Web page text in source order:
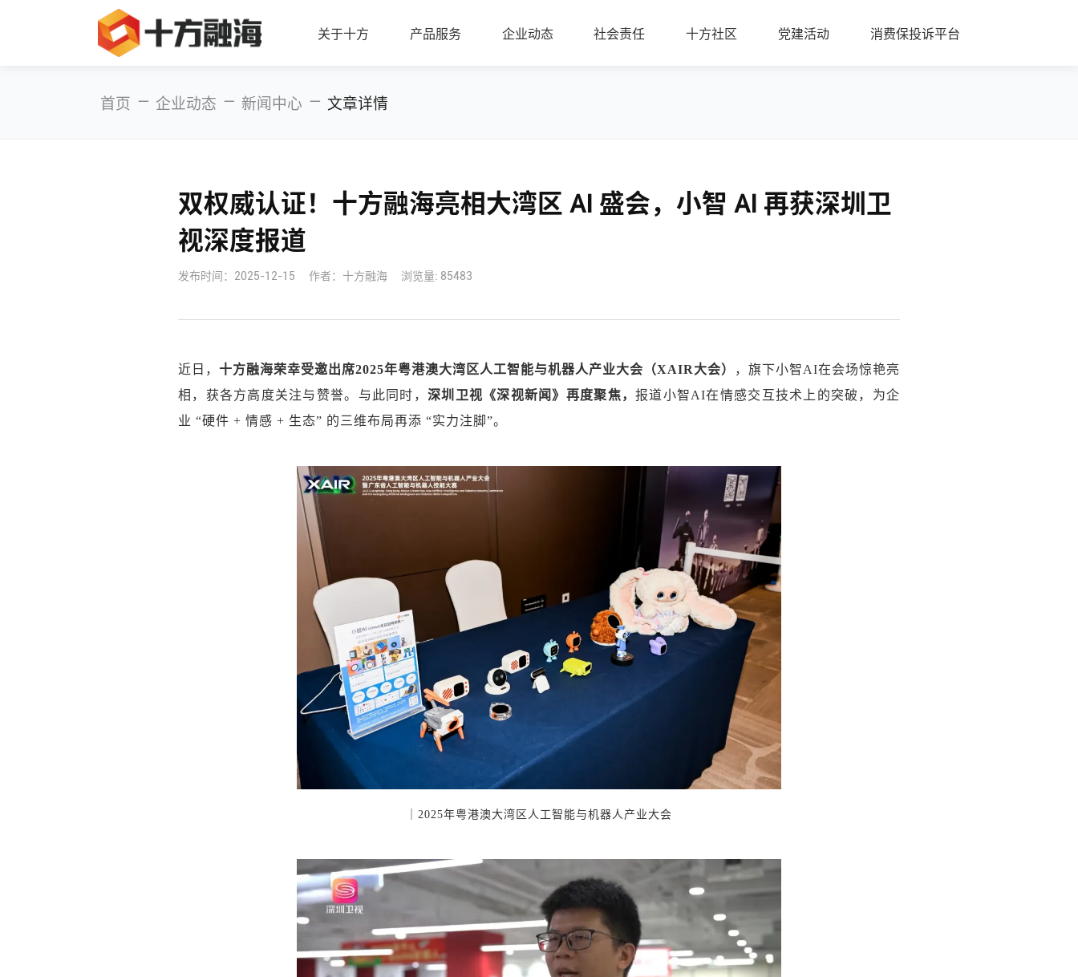
关于十方 产品服务 企业动态 社会责任 十方社区 党建活动 消费保投诉平台
首页 — 企业动态 — 新闻中心 — 文章详情
双权威认证！十方融海亮相大湾区 AI 盛会，小智 AI 再获深圳卫
视深度报道
发布时间： 2025-12-15 作者：十方融海 浏览量: 85483
近日， 十方融海荣幸受邀出席2025年粤港澳大湾区人工智能与机器人产业大会（XAIR大会）
，旗下小智AI在会场惊艳亮
相，获各方高度关注与赞誉。与此同时， 深圳卫视《深视新闻》再度聚焦，报道小智AI在情感交互技术上的突破，为企
业 “硬件 + 情感 + 生态” 的三维布局再添 “实力注脚”。
｜2025年粤港澳大湾区人工智能与机器人产业大会